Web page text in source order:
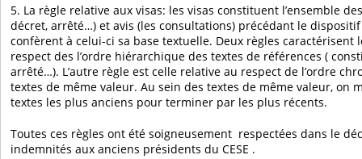
5. La règle relative aux visas: les visas constituent l’ensemble
décret, arrêté…) et avis (les consultations) précédant le
confèrent à celui-ci sa base textuelle. Deux règles caractérisent
respect des l’ordre hiérarchique des textes de références (
arrêté…). L’autre règle est celle relative au respect de l’ordre
textes de même valeur. Au sein des textes de même valeur, on
textes les plus anciens pour terminer par les plus récents.
Toutes ces règles ont été soigneusement respectées dans le
indemnités aux anciens présidents du CESE .